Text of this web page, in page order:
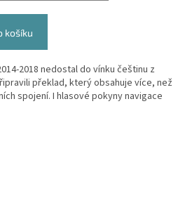
košíku
2018 nedostal do vínku češtinu z
překlad, který obsahuje více, než
spojení. I hlasové pokyny navigace